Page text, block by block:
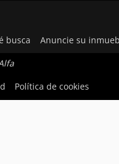
busca Anuncie su
Política de cookies